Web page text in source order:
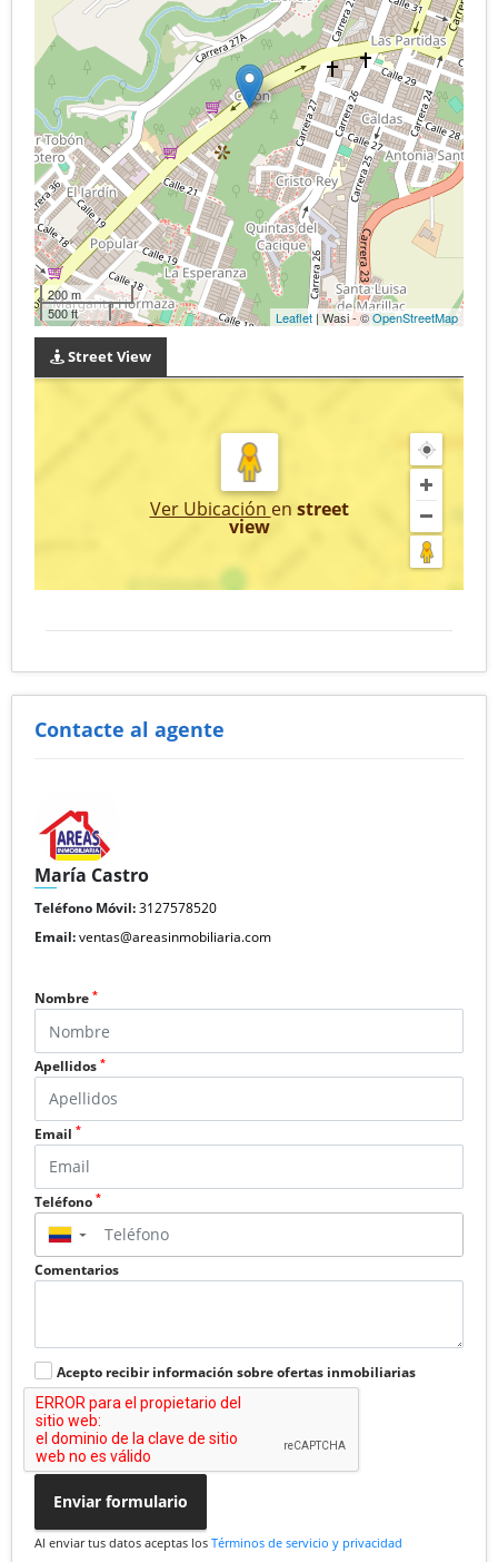
200 m
500 ft
Leaflet | Wasi - ©OpenStreetMap
Street View
Ver Ubicación en street
view
Contacte al agente
María Castro
Teléfono Móvil:3127578520
Email:ventas@areasinmobiliaria.com
Nombre *
Apellidos *
Email *
Teléfono *
▼
Comentarios
Acepto recibir información sobre ofertas inmobiliarias
Enviar formulario
Al enviar tus datos aceptas los Términos de servicio y privacidad